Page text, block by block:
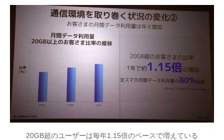
20GB超のユーザーは毎年1.15倍のペースで増えている